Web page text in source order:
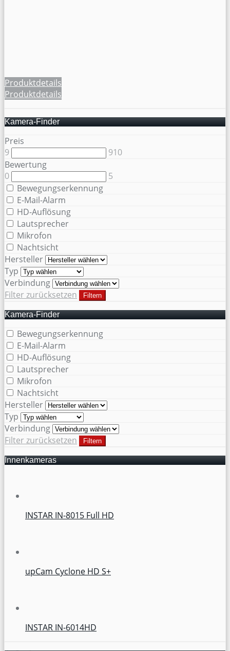
Produktdetails
Produktdetails
Kamera-Finder
Preis
9
910
Bewertung
0
5
Bewegungserkennung
E-Mail-Alarm
HD-Auflösung
Lautsprecher
Mikrofon
Nachtsicht
Hersteller
Typ
Verbindung
Filter zurücksetzen
Filtern
Kamera-Finder
Bewegungserkennung
E-Mail-Alarm
HD-Auflösung
Lautsprecher
Mikrofon
Nachtsicht
Hersteller
Typ
Verbindung
Filter zurücksetzen
Filtern
Innenkameras
INSTAR IN-8015 Full HD
upCam Cyclone HD S+
INSTAR IN-6014HD